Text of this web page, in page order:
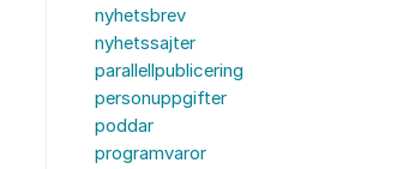
nyhetsbrev
nyhetssajter
parallellpublicering
personuppgifter
poddar
programvaror